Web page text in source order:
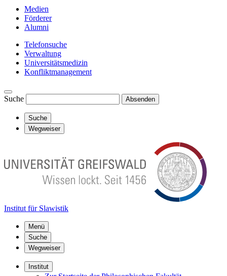
Medien
Förderer
Alumni
Telefonsuche
Verwaltung
Universitätsmedizin
Konfliktmanagement
Suche Absenden
Suche
Wegweiser
Institut für Slawistik
Menü
Suche
Wegweiser
Institut